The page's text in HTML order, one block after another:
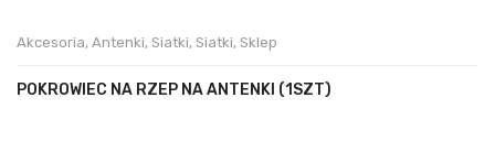
Akcesoria, Antenki, Siatki, Siatki, Sklep
POKROWIEC NA RZEP NA ANTENKI (1SZT)